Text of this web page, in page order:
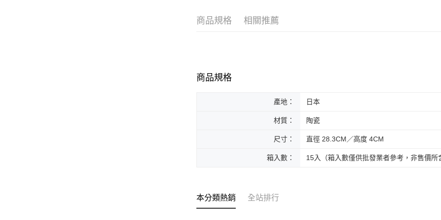
商品規格 相關推薦
商品規格
產地： 日本
材質： 陶瓷
尺寸： 直徑 28.3CM／高度 4CM
箱入數： 15入（箱入數僅供批發業者參考，非售價所
本分類熱銷 全站排行